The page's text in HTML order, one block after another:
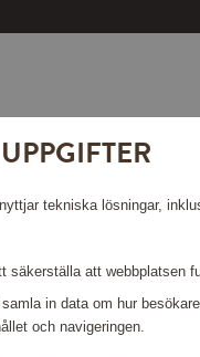
tekniska lösningar,
säkerställa att webbplatsen
in data om hur
och navigeringen.